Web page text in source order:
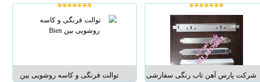
یورتان در سراسر کشور ، با قیمت
مناسب واجرای سریع و کیفیت عالی با
استفادهه از مواد درجه یک با دانسیته
متناسب با موقعیت مکانی شما با توجه
به دامنه رایج استفاده از عایق ...
گازی و پکیج ال جی ( نماینده رسمی
گلدیران کد: 25493) 2- تعمیرات و
نصب انواع کولر گازی 3- تعمیرات و
نصب انواع پکیج شوفاژ دیواری و
شرکت پارس آهن تاب رنگی سفارشی
توالت فرنگی و کاسه روشویی بین